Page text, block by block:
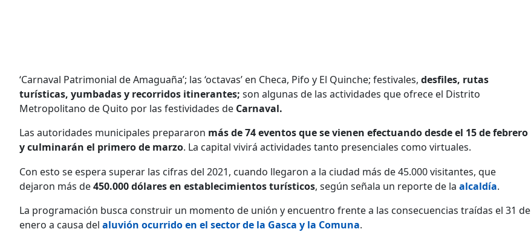
‘Carnaval Patrimonial de Amaguaña’; las ‘octavas’ en Checa, Pifo y El Quinche; festivales, desfiles, rutas
turísticas, yumbadas y recorridos itinerantes; son algunas de las actividades que ofrece el Distrito
Metropolitano de Quito por las festividades de Carnaval.
Las autoridades municipales prepararon más de 74 eventos que se vienen efectuando desde el 15 de febrero
y culminarán el primero de marzo. La capital vivirá actividades tanto presenciales como virtuales.
Con esto se espera superar las cifras del 2021, cuando llegaron a la ciudad más de 45.000 visitantes, que
dejaron más de450.000 dólares en establecimientos turísticos, según señala un reporte de la alcaldía.
​​La programación busca construir un momento de unión y encuentro frente a las consecuencias traídas el 31 de
enero a causa del aluvión ocurrido en el sector de la Gasca y la Comuna.